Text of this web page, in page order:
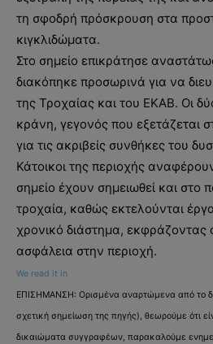
τη σφοδρή πρόσκρουση στα
κιγκλιδώματα.
Στο σημείο επικράτησε
διακόπηκε προσωρινά για να
της Τροχαίας και του ΕΚΑΒ. Οι
κράνη, γεγονός που εξετάζεται
για τις ακριβείς συνθήκες του
Κάτοικοι της περιοχής
σημείο έχουν σημειωθεί και στο
τροχαία, καθώς εκτελούνται
χρονικό διάστημα, εκφράζοντας
ασφάλεια στην περιοχή.
We read it in
ΕΠΙΣΗΜΑΝΣΗ: Ορισμένα αναρτώμενα από το
σχετική σημείωση της πηγής), θεωρούμε ότι
δικαιώματα συγγραφέων, παρακαλούμε